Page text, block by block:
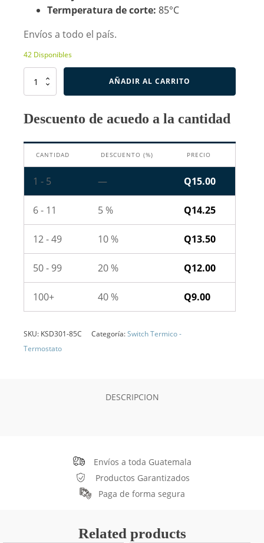
Termperatura de corte: 85°C
Envíos a todo el país.
42 Disponibles
Termostato
cantidad
AÑADIR AL CARRITO
Descuento de acuedo a la cantidad
CANTIDAD DESCUENTO (%) PRECIO
1 - 5 — Q15.00
6 - 11 5 % Q14.25
12 - 49 10 % Q13.50
50 - 99 20 % Q12.00
100+ 40 % Q9.00
SKU: KSD301-85C Categoría:Switch Termico -
Termostato
DESCRIPCION
Envíos a toda Guatemala
Productos Garantizados
Paga de forma segura
Related products